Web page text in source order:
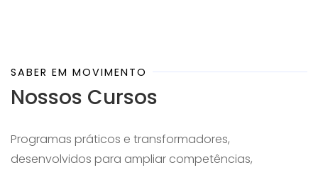
SABER EM MOVIMENTO
Nossos Cursos
Programas práticos e transformadores,
desenvolvidos para ampliar competências,